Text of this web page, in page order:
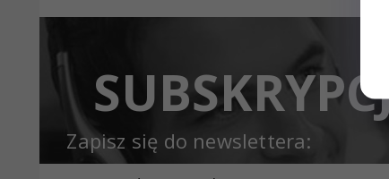
Zapisz się do newslettera: